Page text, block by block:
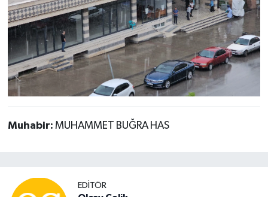
Muhabir: MUHAMMET BUĞRA HAS
EDITÖR